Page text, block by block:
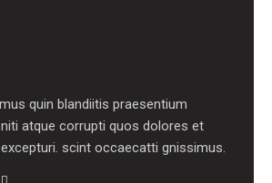
quin blandiitis praesentium
atque corrupti quos dolores et
scint occaecatti gnissimus.